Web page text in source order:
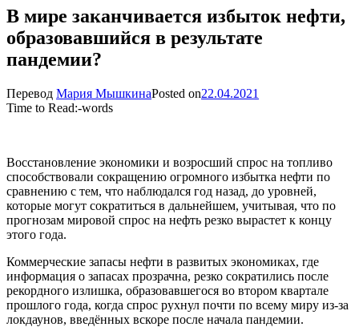
В мире заканчивается избыток нефти,
образовавшийся в результате
пандемии?
Перевод Мария МышкинаPosted on22.04.2021
Time to Read:-words
Восстановление экономики и возросший спрос на топливо
способствовали сокращению огромного избытка нефти по
сравнению с тем, что наблюдался год назад, до уровней,
которые могут сократиться в дальнейшем, учитывая, что по
прогнозам мировой спрос на нефть резко вырастет к концу
этого года.
Коммерческие запасы нефти в развитых экономиках, где
информация о запасах прозрачна, резко сократились после
рекордного излишка, образовавшегося во втором квартале
прошлого года, когда спрос рухнул почти по всему миру из-за
локдаунов, введённых вскоре после начала пандемии.